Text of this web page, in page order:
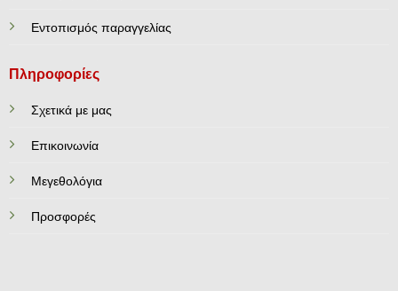
Εντοπισμός παραγγελίας
Πληροφορίες
Σχετικά με μας
Επικοινωνία
Mεγεθολόγια
Προσφορές